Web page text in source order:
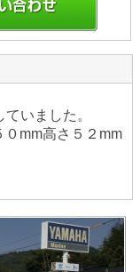
いました。
０mm高さ５２mm